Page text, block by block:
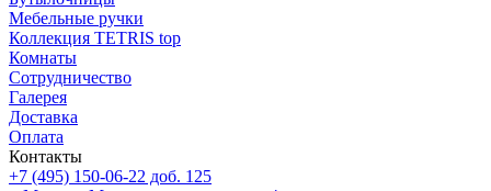
Мебельные ручки
Коллекция TETRIS top
Комнаты
Сотрудничество
Галерея
Доставка
Оплата
Контакты
+7 (495) 150-06-22 доб. 125